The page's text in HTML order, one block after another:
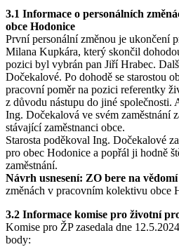
3.1 Informace o personálních
obce Hodonice
První personální změnou je ukončení
Milana Kupkára, který skončil
pozici byl vybrán pan Jiří Hrabec.
Dočekalové. Po dohodě se starostou
pracovní poměr na pozici referentky
z důvodu nástupu do jiné společnosti.
Ing. Dočekalová ve svém zaměstnání
stávající zaměstnanci obce.
Starosta poděkoval Ing. Dočekalové
pro obec Hodonice a popřál ji hodně
zaměstnání.
Návrh usnesení: ZO bere na vědomí
změnách v pracovním kolektivu obce
3.2 Informace komise pro životní
Komise pro ŽP zasedala dne
body: